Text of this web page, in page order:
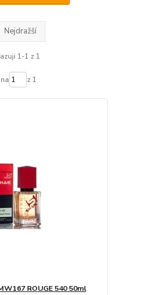
Nejdražší
1-1 z 1
z 1
ROUGE 540 50ml